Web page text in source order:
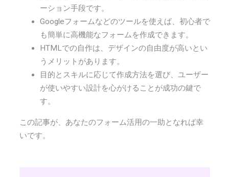
ーション手段です。
Googleフォームなどのツールを使えば、初心者で
も簡単に高機能なフォームを作成できます。
HTMLでの自作は、デザインの自由度が高いとい
うメリットがあります。
目的とスキルに応じて作成方法を選び、ユーザー
が使いやすい設計を心がけることが成功の鍵で
す。
この記事が、あなたのフォーム活用の一助となれば幸
いです。